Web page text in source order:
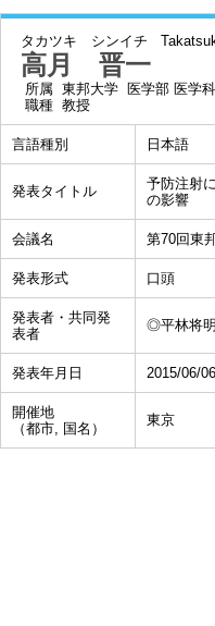
タカツキ シンイチ
高月 晋一
所属 東邦大学 医学部 医学科
職種 教授
言語種別 日本語
発表タイトル
予防注射
の影響
会議名 第70回東
発表形式 口頭
発表者・共同発
表者
◎平林将
発表年月日 2015/06/06
開催地
（都市, 国名）
東京